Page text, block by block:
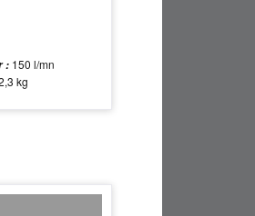
: 150 l/mn
kg